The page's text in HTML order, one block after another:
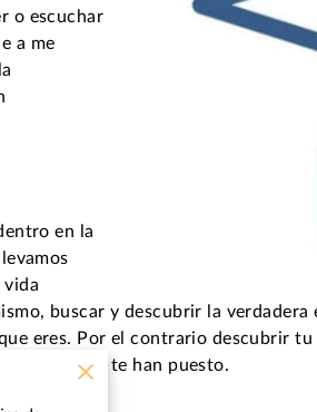
o escuchar
a me
en la
vida
buscar y descubrir la
eres. Por el contrario descubrir
que te han puesto.